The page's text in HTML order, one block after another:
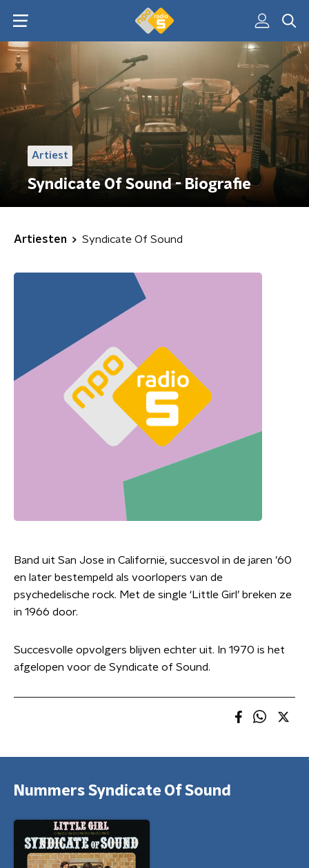
Artiest
Syndicate Of Sound - Biografie
Artiesten Syndicate Of Sound
Band uit San Jose in Californië, succesvol in de jaren ’60
en later bestempeld als voorlopers van de
psychedelische rock. Met de single ‘Little Girl’ breken ze
in 1966 door.
Succesvolle opvolgers blijven echter uit. In 1970 is het
afgelopen voor de Syndicate of Sound.
Nummers Syndicate Of Sound